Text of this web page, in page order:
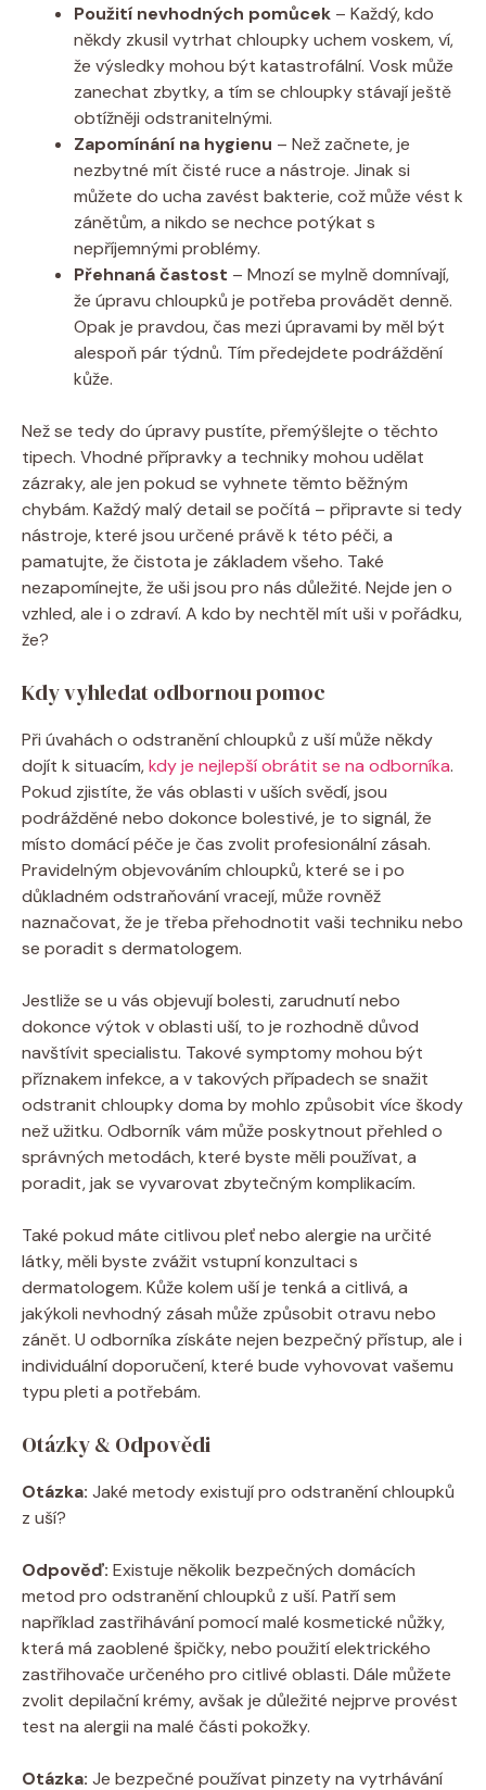
Použití nevhodných pomůcek – Každý, kdo
někdy zkusil vytrhat chloupky uchem voskem, ví,
že výsledky mohou být katastrofální. Vosk může
zanechat zbytky, a tím se chloupky stávají ještě
obtížněji odstranitelnými.
Zapomínání na hygienu – Než začnete, je
nezbytné mít čisté ruce a nástroje. Jinak si
můžete do ucha zavést bakterie, což může vést k
zánětům, a nikdo se nechce potýkat s
nepříjemnými problémy.
Přehnaná častost – Mnozí se mylně domnívají,
že úpravu chloupků je potřeba provádět denně.
Opak je pravdou, čas mezi úpravami by měl být
alespoň pár týdnů. Tím předejdete podráždění
kůže.
Než se tedy do úpravy pustíte, přemýšlejte o těchto
tipech. Vhodné přípravky a techniky mohou udělat
zázraky, ale jen pokud se vyhnete těmto běžným
chybám. Každý malý detail se počítá – připravte si tedy
nástroje, které jsou určené právě k této péči, a
pamatujte, že čistota je základem všeho. Také
nezapomínejte, že uši jsou pro nás důležité. Nejde jen o
vzhled, ale i o zdraví. A kdo by nechtěl mít uši v pořádku,
že?
Kdy vyhledat odbornou pomoc
Při úvahách o odstranění chloupků z uší může někdy
dojít k situacím,kdy je nejlepší obrátit se na odborníka.
Pokud zjistíte, že vás oblasti v uších svědí, jsou
podrážděné nebo dokonce bolestivé, je to signál, že
místo domácí péče je čas zvolit profesionální zásah.
Pravidelným objevováním chloupků, které se i po
důkladném odstraňování vracejí, může rovněž
naznačovat, že je třeba přehodnotit vaši techniku nebo
se poradit s dermatologem.
Jestliže se u vás objevují bolesti, zarudnutí nebo
dokonce výtok v oblasti uší, to je rozhodně důvod
navštívit specialistu. Takové symptomy mohou být
příznakem infekce, a v takových případech se snažit
odstranit chloupky doma by mohlo způsobit více škody
než užitku. Odborník vám může poskytnout přehled o
správných metodách, které byste měli používat, a
poradit, jak se vyvarovat zbytečným komplikacím.
Také pokud máte citlivou pleť nebo alergie na určité
látky, měli byste zvážit vstupní konzultaci s
dermatologem. Kůže kolem uší je tenká a citlivá, a
jakýkoli nevhodný zásah může způsobit otravu nebo
zánět. U odborníka získáte nejen bezpečný přístup, ale i
individuální doporučení, které bude vyhovovat vašemu
typu pleti a potřebám.
Otázky & Odpovědi
Otázka: Jaké metody existují pro odstranění chloupků
z uší?
Odpověď: Existuje několik bezpečných domácích
metod pro odstranění chloupků z uší. Patří sem
například zastřihávání pomocí malé kosmetické nůžky,
která má zaoblené špičky, nebo použití elektrického
zastřihovače určeného pro citlivé oblasti. Dále můžete
zvolit depilační krémy, avšak je důležité nejprve provést
test na alergii na malé části pokožky.
Otázka: Je bezpečné používat pinzety na vytrhávání